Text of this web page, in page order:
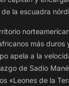
la escuadra
más duros
apela a la
de Sadio
«Leones de la